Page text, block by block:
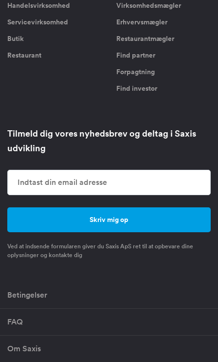
Handelsvirksomhed
Servicevirksomhed
Butik
Restaurant
Virksomhedsmægler
Erhvervsmægler
Restaurantmægler
Find partner
Forpagtning
Find investor
Tilmeld dig vores nyhedsbrev og deltag i Saxis
udvikling
Ved at indsende formularen giver du Saxis ApS ret til at opbevare dine
oplysninger og kontakte dig
Betingelser
FAQ
Om Saxis